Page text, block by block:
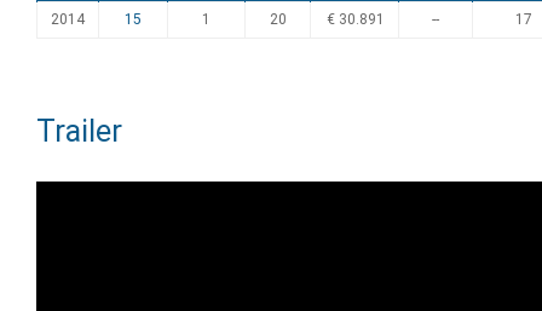
2014 15 1 20 € 30.891 -- 17
Trailer